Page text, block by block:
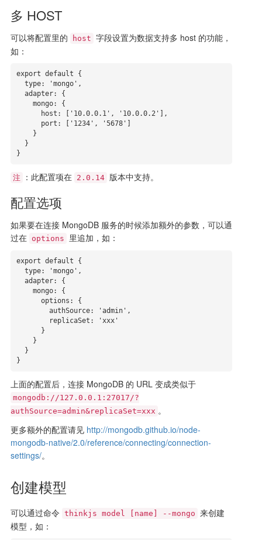
多 HOST
可以将配置里的 host 字段设置为数据支持多 host 的功能，
如：
export default {
}
注 ：此配置项在 2.0.14 版本中支持。
配置选项
如果要在连接 MongoDB 服务的时候添加额外的参数，可以通
过在 options 里追加，如：
export default {
}
上面的配置后，连接 MongoDB 的 URL 变成类似于
mongodb://127.0.0.1:27017/?
authSource=admin&replicaSet=xxx 。
更多额外的配置请见 http://mongodb.github.io/node-
mongodb-native/2.0/reference/connecting/connection-
settings/。
创建模型
可以通过命令 thinkjs model [name] --mongo 来创建
模型，如：